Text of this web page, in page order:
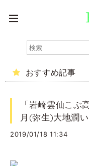
おすすめ記事
「岩崎雲仙こぶ
月(弥生)大地潤
2019/01/18 11:34